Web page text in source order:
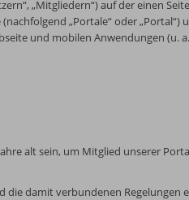
„Mitgliedern“) auf der einen
„Portale“ oder
und mobilen Anwendungen (u.
alt sein, um Mitglied unserer
damit verbundenen Regelungen